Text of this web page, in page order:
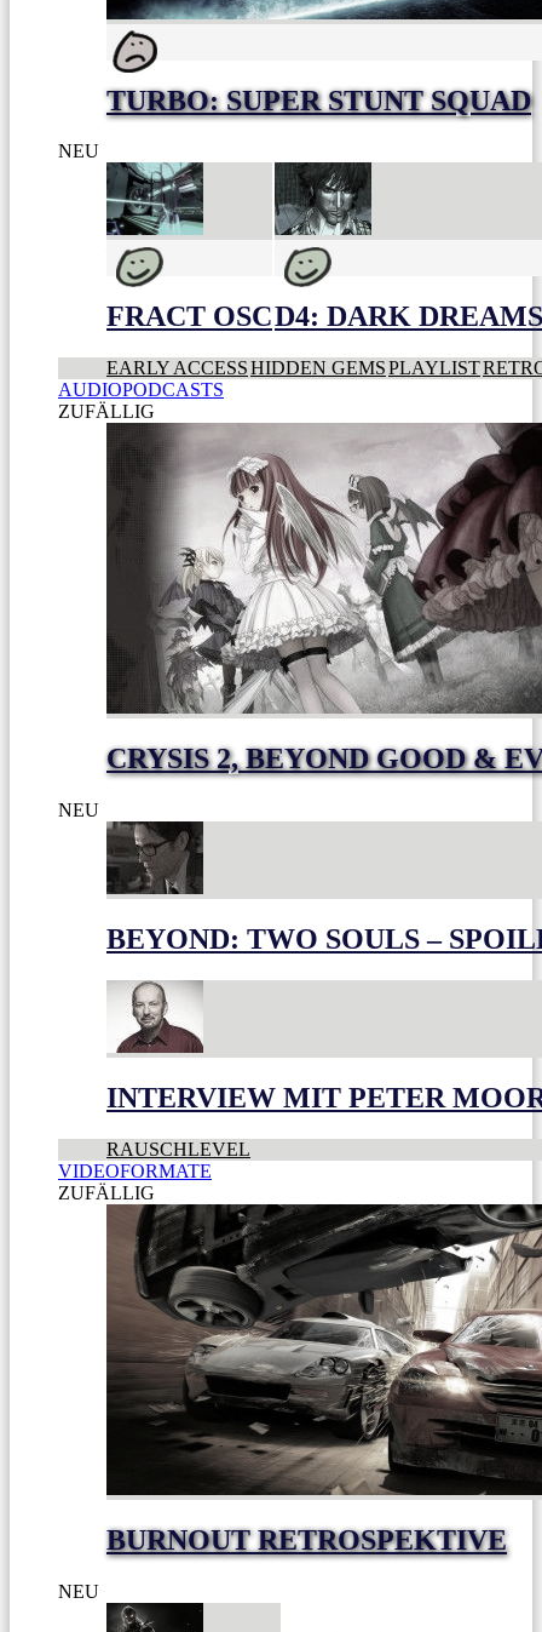
TURBO: SUPER STUNT SQUAD
NEU
FRACT OSCD4: DARK
EARLY ACCESSHIDDEN GEMSPLAYLIST
AUDIOPODCASTS
ZUFÄLLIG
CRYSIS 2, BEYOND GOOD &
NEU
BEYOND: TWO SOULS –
INTERVIEW MIT PETER
RAUSCHLEVEL
VIDEOFORMATE
ZUFÄLLIG
BURNOUT RETROSPEKTIVE
NEU